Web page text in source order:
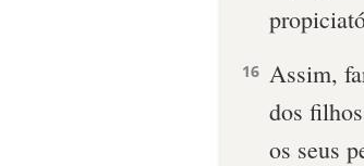
16 Assim,
dos
os seus